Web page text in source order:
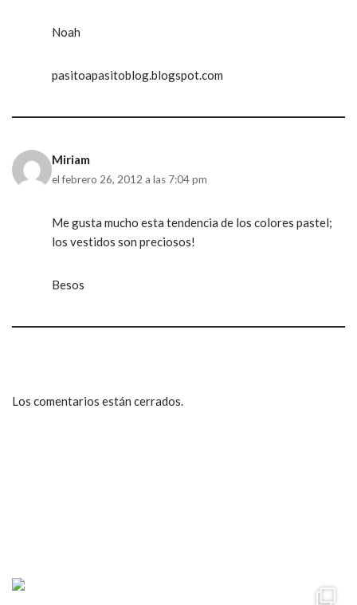
Noah
pasitoapasitoblog.blogspot.com
Miriam
el febrero 26, 2012 a las 7:04 pm
Me gusta mucho esta tendencia de los colores pastel;
los vestidos son preciosos!
Besos
Los comentarios están cerrados.